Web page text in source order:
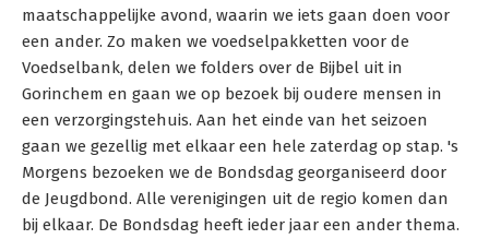
maatschappelijke avond, waarin we iets gaan doen voor
een ander. Zo maken we voedselpakketten voor de
Voedselbank, delen we folders over de Bijbel uit in
Gorinchem en gaan we op bezoek bij oudere mensen in
een verzorgingstehuis. Aan het einde van het seizoen
gaan we gezellig met elkaar een hele zaterdag op stap. 's
Morgens bezoeken we de Bondsdag georganiseerd door
de Jeugdbond. Alle verenigingen uit de regio komen dan
bij elkaar. De Bondsdag heeft ieder jaar een ander thema.